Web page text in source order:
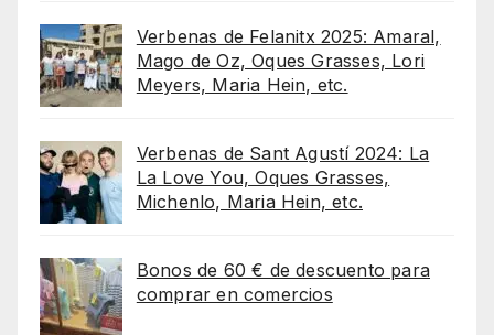
Verbenas de Felanitx 2025: Amaral,
Mago de Oz, Oques Grasses, Lori
Meyers, Maria Hein, etc.
Verbenas de Sant Agustí 2024: La
La Love You, Oques Grasses,
Michenlo, Maria Hein, etc.
Bonos de 60 € de descuento para
comprar en comercios